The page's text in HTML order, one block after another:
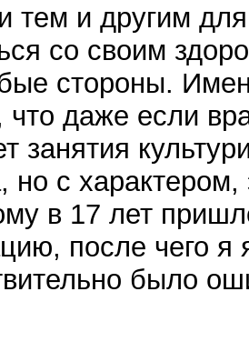
тем и другим
со своим
стороны.
даже ес­ли
заня­тия
но с характером,
в 17 лет
после чего я
было